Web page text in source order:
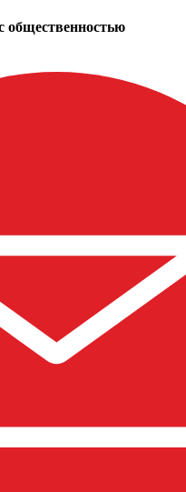
общественностью